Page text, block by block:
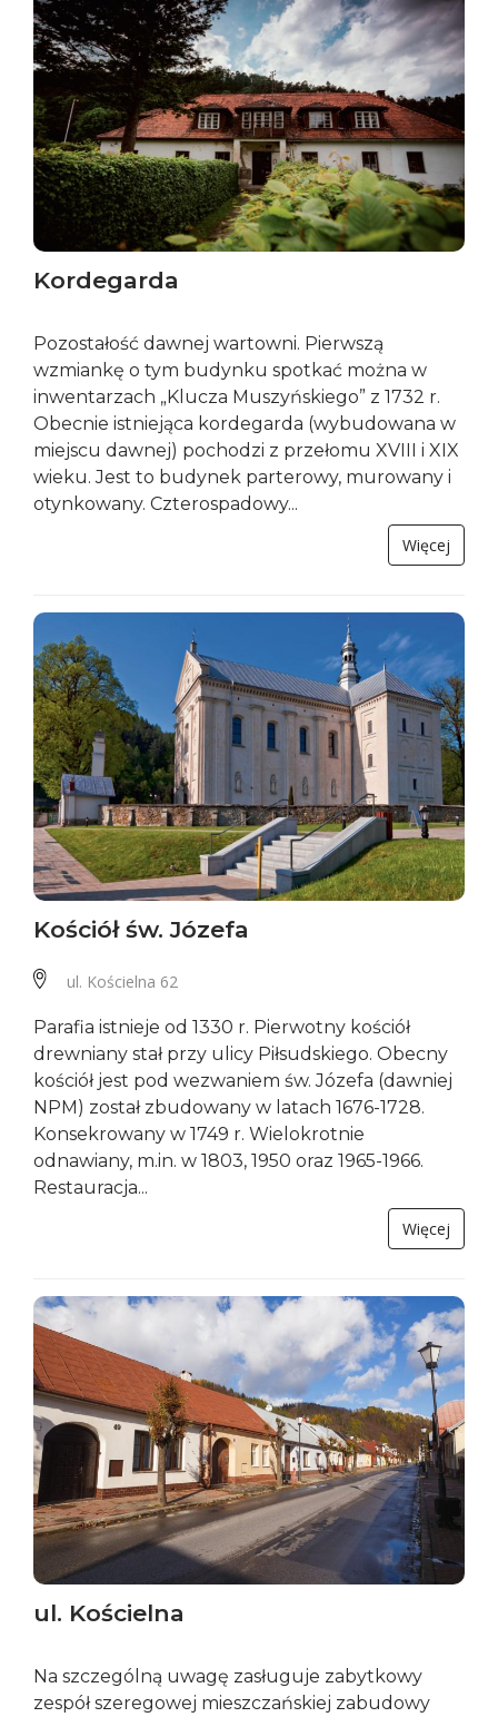
Kordegarda
Pozostałość dawnej wartowni. Pierwszą
wzmiankę o tym budynku spotkać można w
inwentarzach „Klucza Muszyńskiego” z 1732 r.
Obecnie istniejąca kordegarda (wybudowana w
miejscu dawnej) pochodzi z przełomu XVIII i XIX
wieku. Jest to budynek parterowy, murowany i
otynkowany. Czterospadowy...
Więcej
Kościół św. Józefa
ul. Kościelna 62
Parafia istnieje od 1330 r. Pierwotny kościół
drewniany stał przy ulicy Piłsudskiego. Obecny
kościół jest pod wezwaniem św. Józefa (dawniej
NPM) został zbudowany w latach 1676-1728.
Konsekrowany w 1749 r. Wielokrotnie
odnawiany, m.in. w 1803, 1950 oraz 1965-1966.
Restauracja...
Więcej
ul. Kościelna
Na szczególną uwagę zasługuje zabytkowy
zespół szeregowej mieszczańskiej zabudowy